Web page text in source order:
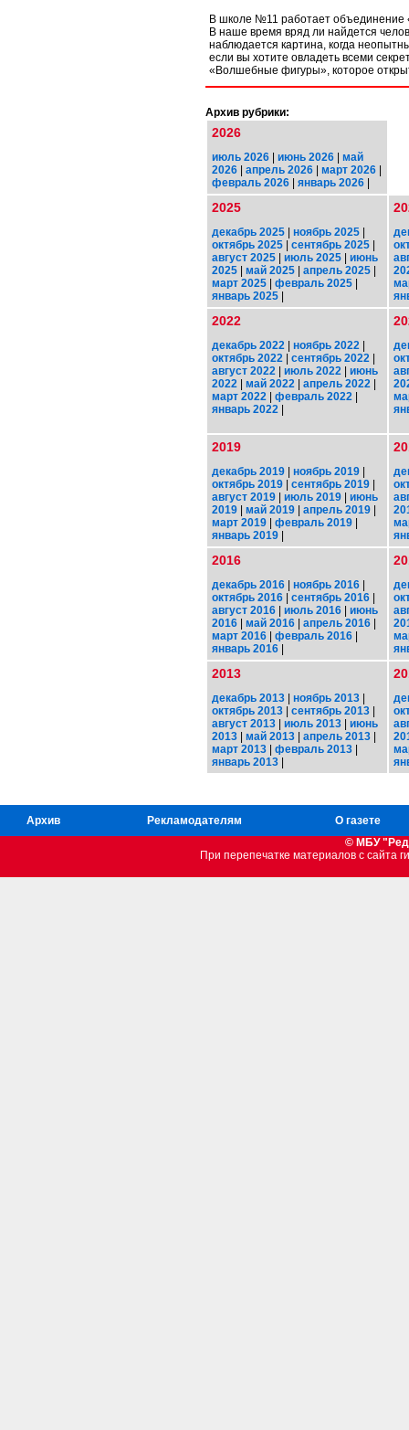
В школе №11 работает
В наше время вряд ли найдется
наблюдается картина, когда
если вы хотите овладеть всеми
«Волшебные фигуры», которое
Архив рубрики:
2026
июль 2026 | июнь 2026 | май
2026 | апрель 2026 | март 2026 |
февраль 2026 | январь 2026 |
2025
декабрь 2025 | ноябрь 2025 |
октябрь 2025 | сентябрь 2025 |
август 2025 | июль 2025 | июнь
2025 | май 2025 | апрель 2025 |
март 2025 | февраль 2025 |
январь 2025 |
2022
декабрь 2022 | ноябрь 2022 |
октябрь 2022 | сентябрь 2022 |
август 2022 | июль 2022 | июнь
2022 | май 2022 | апрель 2022 |
март 2022 | февраль 2022 |
январь 2022 |
2019
декабрь 2019 | ноябрь 2019 |
октябрь 2019 | сентябрь 2019 |
август 2019 | июль 2019 | июнь
2019 | май 2019 | апрель 2019 |
март 2019 | февраль 2019 |
январь 2019 |
2016
декабрь 2016 | ноябрь 2016 |
октябрь 2016 | сентябрь 2016 |
август 2016 | июль 2016 | июнь
2016 | май 2016 | апрель 2016 |
март 2016 | февраль 2016 |
январь 2016 |
2013
декабрь 2013 | ноябрь 2013 |
октябрь 2013 | сентябрь 2013 |
август 2013 | июль 2013 | июнь
2013 | май 2013 | апрель 2013 |
март 2013 | февраль 2013 |
январь 2013 |
Архив Рекламодателям
О газете
© МБУ
При перепечатке материалов c сайта